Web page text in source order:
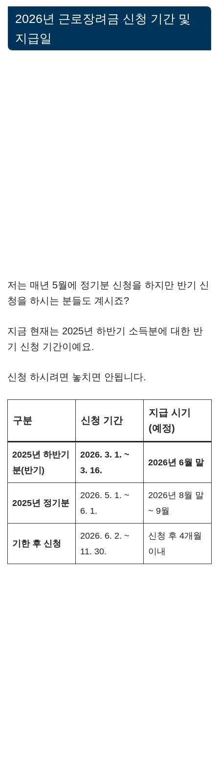
2026년 근로장려금 신청 기간 및
지급일
저는 매년 5월에 정기분 신청을 하지만 반기 신
청을 하시는 분들도 계시죠?
지금 현재는 2025년 하반기 소득분에 대한 반
기 신청 기간이예요.
신청 하시려면 놓치면 안됩니다.
구분 신청 기간
지급 시기
(예정)
2025년 하반기
분(반기)
2026. 3. 1. ~
3. 16.
2026년 6월 말
2025년 정기분
2026. 5. 1. ~
6. 1.
2026년 8월 말
~ 9월
기한 후 신청
2026. 6. 2. ~
11. 30.
신청 후 4개월
이내